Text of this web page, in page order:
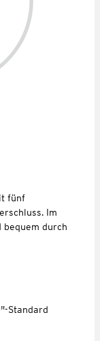
fünf
Im
bequem durch
Standard